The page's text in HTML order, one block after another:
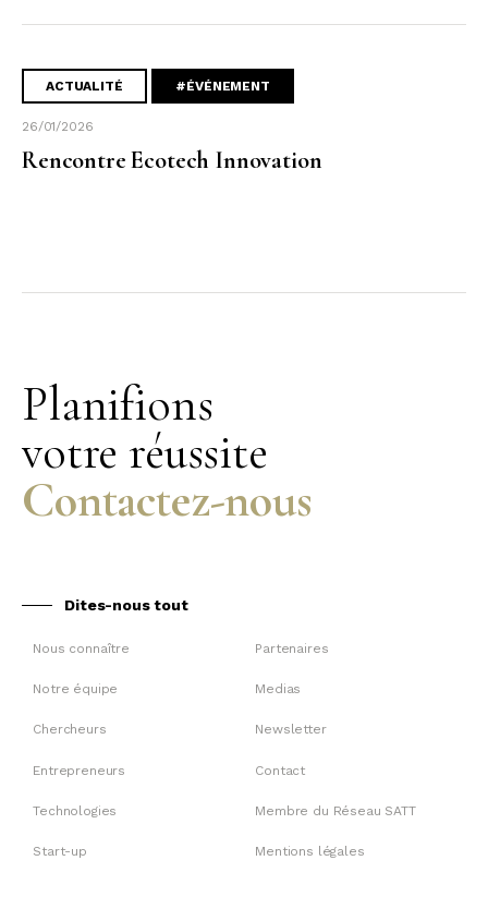
ACTUALITÉ #ÉVÉNEMENT
26/01/2026
Rencontre Ecotech Innovation
Planifions
votre réussite
Contactez-nous
Dites-nous tout
Nous connaître
Notre équipe
Chercheurs
Entrepreneurs
Technologies
Start-up
Partenaires
Medias
Newsletter
Contact
Membre du Réseau SATT
Mentions légales